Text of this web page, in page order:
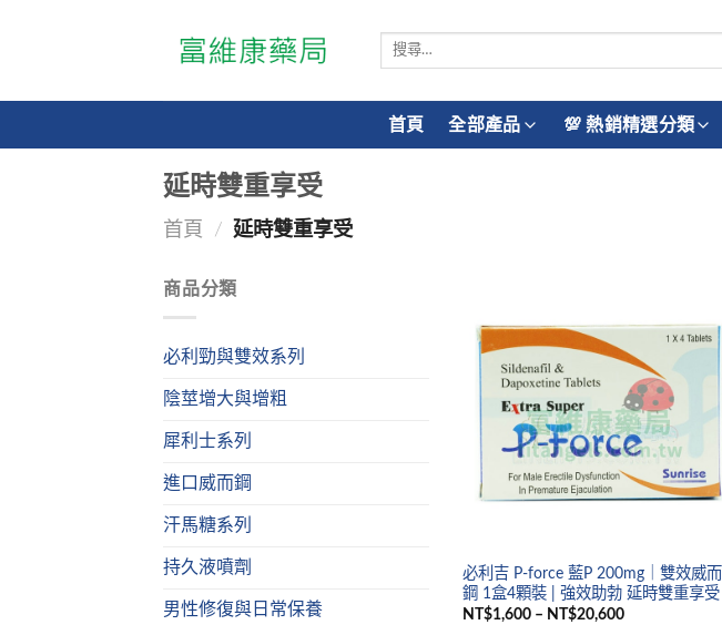
搜
鍵
字:
首頁 全部產品 💯 熱銷精選分類
延時雙重享受
首頁 / 延時雙重享受
商品分類
必利勁與雙效系列
陰莖增大與增粗
犀利士系列
進口威而鋼
汗馬糖系列
持久液噴劑
男性修復與日常保養
必利吉 P-force 藍P 200mg｜雙效威而
鋼 1盒4顆裝 | 強效助勃 延時雙重享受
NT$1,600 – NT$20,600